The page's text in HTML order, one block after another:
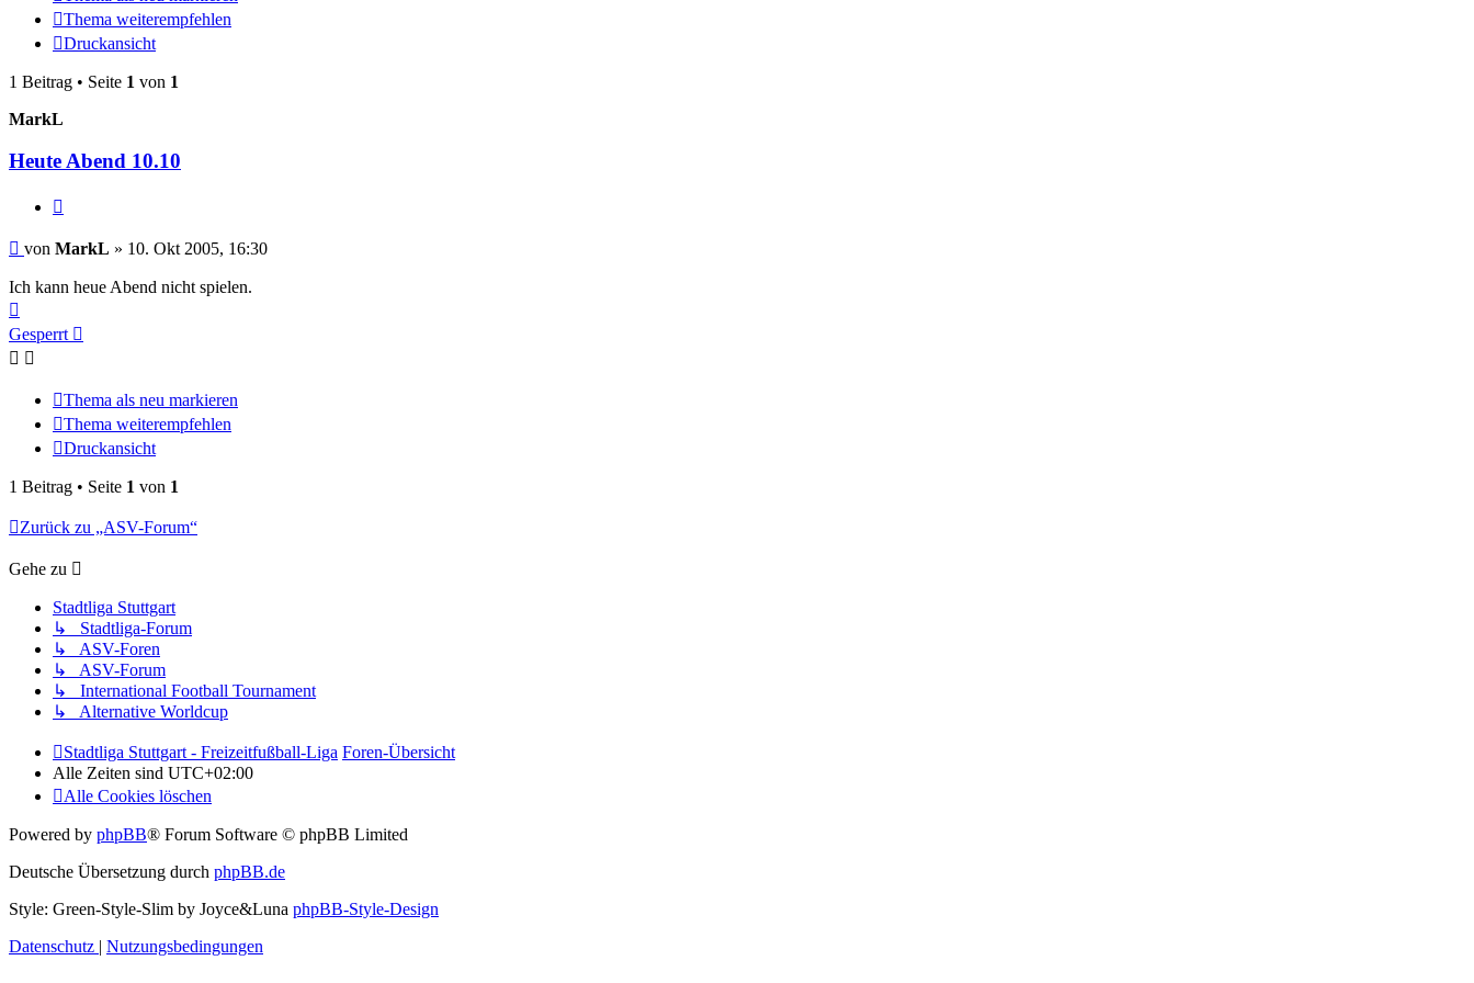
Thema weiterempfehlen
Druckansicht
1 Beitrag • Seite 1 von 1
MarkL
Heute Abend 10.10
Beitrag
von MarkL » 10. Okt 2005, 16:30
Ich kann heue Abend nicht spielen.
oben
Gesperrt
Thema als neu markieren
Thema weiterempfehlen
Druckansicht
1 Beitrag • Seite 1 von 1
Zurück zu „ASV-Forum“
Gehe zu
Stadtliga Stuttgart
↳ Stadtliga-Forum
↳ ASV-Foren
↳ ASV-Forum
↳ International Football Tournament
↳ Alternative Worldcup
Stadtliga Stuttgart - Freizeitfußball-Liga Foren-Übersicht
Alle Zeiten sind UTC+02:00
Alle Cookies löschen
Powered by phpBB® Forum Software © phpBB Limited
Deutsche Übersetzung durch phpBB.de
Style: Green-Style-Slim by Joyce&Luna phpBB-Style-Design
Datenschutz | Nutzungsbedingungen